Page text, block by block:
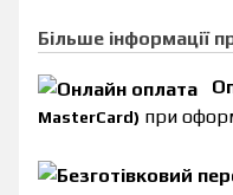
Більше інформації
MasterCard) при